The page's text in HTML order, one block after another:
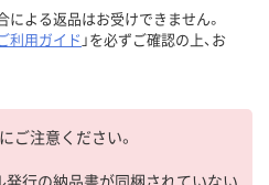
による返品はお受けできません。
利用ガイド 」を必ずご確認の上、お
ご注意ください。
発行の納品書が同梱されていない